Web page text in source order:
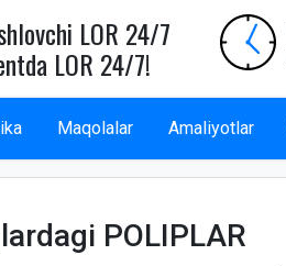
LOR 24/7
LOR 24/7!
Maqolalar Amaliyotlar
POLIPLAR